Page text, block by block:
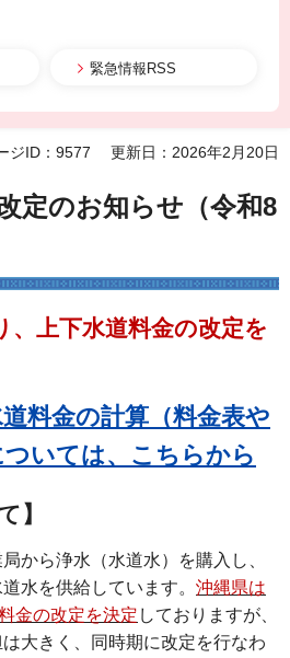
緊急情報RSS
ジID：9577 更新日：2026年2月20日
定のお知らせ（令和8
、上下水道料金の改定を
料金の計算（料金表や
いては、こちらから
】
から浄水（水道水）を購入し、
水を供給しています。 沖縄県は
金の改定を決定 しておりますが、
大きく、同時期に改定を行なわ